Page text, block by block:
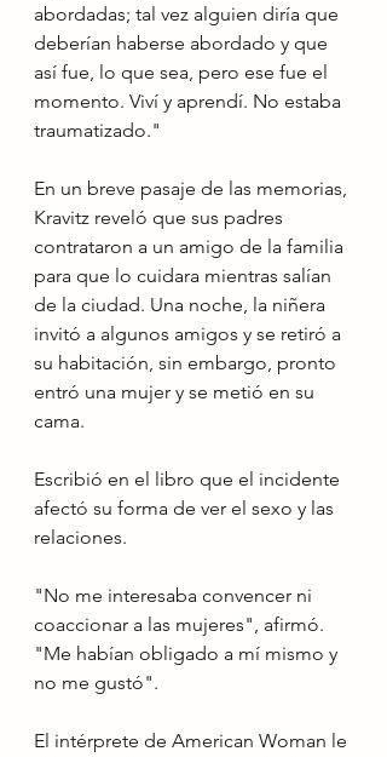
abordadas; tal vez alguien diría que
deberían haberse abordado y que
así fue, lo que sea, pero ese fue el
momento. Viví y aprendí. No estaba
traumatizado."
En un breve pasaje de las memorias,
Kravitz reveló que sus padres
contrataron a un amigo de la familia
para que lo cuidara mientras salían
de la ciudad. Una noche, la niñera
invitó a algunos amigos y se retiró a
su habitación, sin embargo, pronto
entró una mujer y se metió en su
cama.
Escribió en el libro que el incidente
afectó su forma de ver el sexo y las
relaciones.
"No me interesaba convencer ni
coaccionar a las mujeres", afirmó.
"Me habían obligado a mí mismo y
no me gustó".
El intérprete de American Woman le